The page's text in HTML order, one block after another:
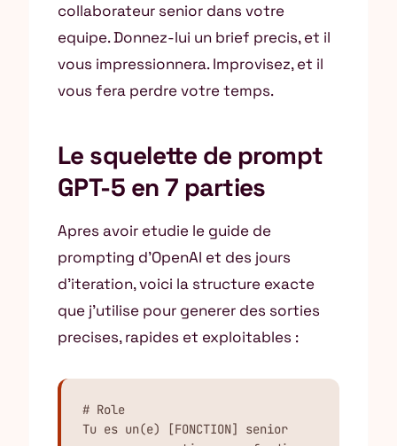
collaborateur senior dans votre
equipe. Donnez-lui un brief precis, et il
vous impressionnera. Improvisez, et il
vous fera perdre votre temps.
Le squelette de prompt
GPT-5 en 7 parties
Apres avoir etudie le guide de
prompting d’OpenAI et des jours
d’iteration, voici la structure exacte
que j’utilise pour generer des sorties
precises, rapides et exploitables :
# Role
Tu es un(e) [FONCTION] senior